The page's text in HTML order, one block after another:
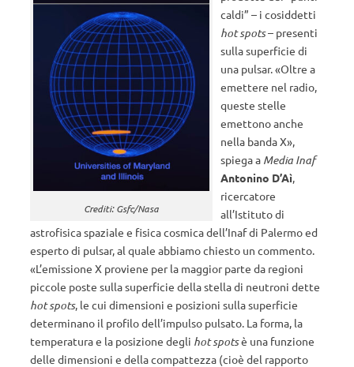
Crediti: Gsfc/Nasa
caldi” – i cosiddetti
hot spots– presenti
sulla superficie di
una pulsar. «Oltre a
emettere nel radio,
queste stelle
emettono anche
nella banda X»,
spiega a Media Inaf
Antonino D’Aì,
ricercatore
all’Istituto di
astrofisica spaziale e fisica cosmica dell’Inaf di Palermo ed
esperto di pulsar, al quale abbiamo chiesto un commento.
«L’emissione X proviene per la maggior parte da regioni
piccole poste sulla superficie della stella di neutroni dette
hot spots, le cui dimensioni e posizioni sulla superficie
determinano il profilo dell’impulso pulsato. La forma, la
temperatura e la posizione degli hot spotsè una funzione
delle dimensioni e della compattezza (cioè del rapporto